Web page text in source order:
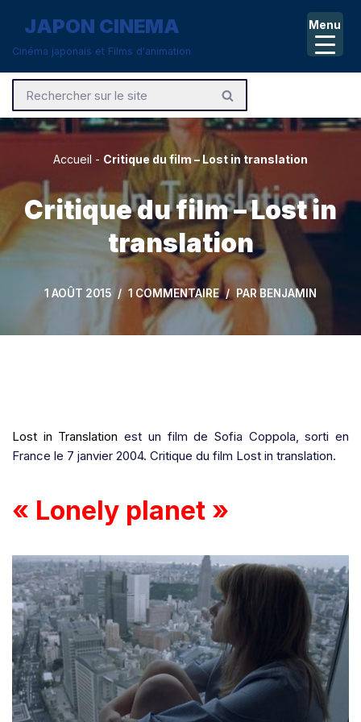
Aller
contenu
JAPON CINEMA
Cinéma japonais et Films d'animation
Accueil - Critique du film – Lost in translation
Critique du film – Lost in
translation
1 AOÛT 2015 1 COMMENTAIRE PAR BENJAMIN
Lost in Translation est un film de Sofia Coppola, sorti en
France le 7 janvier 2004. Critique du film Lost in translation.
« Lonely planet »
Menu